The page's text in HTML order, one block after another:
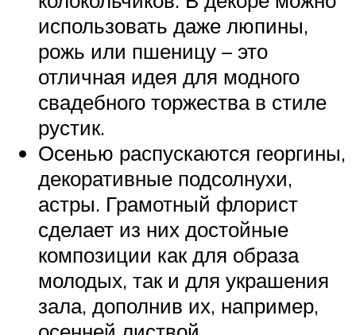
использовать даже люпины,
рожь или пшеницу – это
отличная идея для модного
свадебного торжества в стиле
рустик.
Осенью распускаются георгины,
декоративные подсолнухи,
астры. Грамотный флорист
сделает из них достойные
композиции как для образа
молодых, так и для украшения
зала, дополнив их, например,